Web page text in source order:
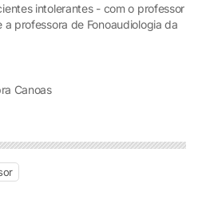
intolerantes - com o professor
professora de Fonoaudiologia da
Canoas